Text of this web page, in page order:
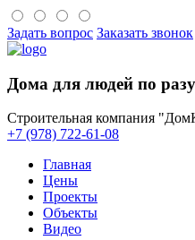
Задать вопрос Заказать звонок
Дома для людей по
Строительная компания
+7 (978) 722-61-08
Главная
Цены
Проекты
Объекты
Видео